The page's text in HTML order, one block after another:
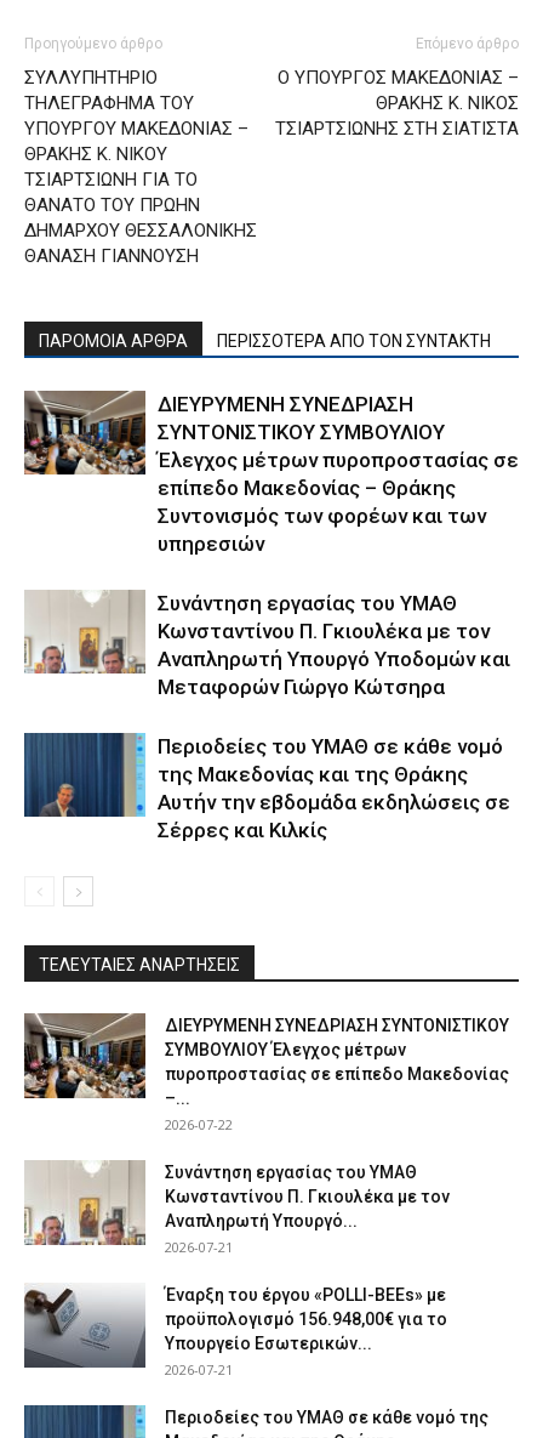
Προηγούμενο άρθρο
ΣΥΛΛΥΠΗΤΗΡΙΟ
ΤΗΛΕΓΡΑΦΗΜΑ ΤΟΥ
ΥΠΟΥΡΓΟΥ ΜΑΚΕΔΟΝΙΑΣ –
ΘΡΑΚΗΣ Κ. ΝΙΚΟΥ
ΤΣΙΑΡΤΣΙΩΝΗ ΓΙΑ ΤΟ
ΘΑΝΑΤΟ ΤΟΥ ΠΡΩΗΝ
ΔΗΜΑΡΧΟΥ ΘΕΣΣΑΛΟΝΙΚΗΣ
ΘΑΝΑΣΗ ΓΙΑΝΝΟΥΣΗ
Επόμενο άρθρο
Ο ΥΠΟΥΡΓΟΣ ΜΑΚΕΔΟΝΙΑΣ –
ΘΡΑΚΗΣ Κ. ΝΙΚΟΣ
ΤΣΙΑΡΤΣΙΩΝΗΣ ΣΤΗ ΣΙΑΤΙΣΤΑ
ΠΑΡΟΜΟΙΑ ΑΡΘΡΑ ΠΕΡΙΣΣΟΤΕΡΑ ΑΠΟ ΤΟΝ ΣΥΝΤΑΚΤΗ
ΔΙΕΥΡΥΜΕΝΗ ΣΥΝΕΔΡΙΑΣΗ
ΣΥΝΤΟΝΙΣΤΙΚΟΥ ΣΥΜΒΟΥΛΙΟΥ
Έλεγχος μέτρων πυροπροστασίας σε
επίπεδο Μακεδονίας – Θράκης
Συντονισμός των φορέων και των
υπηρεσιών
Συνάντηση εργασίας του ΥΜΑΘ
Κωνσταντίνου Π. Γκιουλέκα με τον
Αναπληρωτή Υπουργό Υποδομών και
Μεταφορών Γιώργο Κώτσηρα
Περιοδείες του ΥΜΑΘ σε κάθε νομό
της Μακεδονίας και της Θράκης
Αυτήν την εβδομάδα εκδηλώσεις σε
Σέρρες και Κιλκίς
ΤΕΛΕΥΤΑΙΕΣ ΑΝΑΡΤΗΣΕΙΣ
ΔΙΕΥΡΥΜΕΝΗ ΣΥΝΕΔΡΙΑΣΗ ΣΥΝΤΟΝΙΣΤΙΚΟΥ
ΣΥΜΒΟΥΛΙΟΥ Έλεγχος μέτρων
πυροπροστασίας σε επίπεδο Μακεδονίας
–...
2026-07-22
Συνάντηση εργασίας του ΥΜΑΘ
Κωνσταντίνου Π. Γκιουλέκα με τον
Αναπληρωτή Υπουργό...
2026-07-21
Έναρξη του έργου «POLLI-BEEs» με
προϋπολογισμό 156.948,00€ για το
Υπουργείο Εσωτερικών...
2026-07-21
Περιοδείες του ΥΜΑΘ σε κάθε νομό της